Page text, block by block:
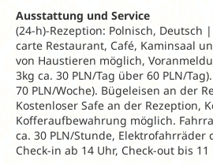
Ausstattung und Service
(24-h)-Rezeption: Polnisch, Deutsch
carte Restaurant, Café, Kaminsaal
von Haustieren möglich,
3kg ca. 30 PLN/Tag über 60 PLN/
70 PLN/Woche). Bügeleisen an der
Kostenloser Safe an der Rezeption,
Kofferaufbewahrung möglich.
ca. 30 PLN/Stunde, Elektrofahrräder
Check-in ab 14 Uhr, Check-out bis 11